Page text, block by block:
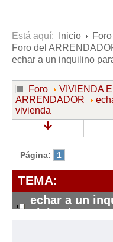
De uso distinto al de
Otros contratos de
Para contratos
Para contratos
Para contratos de
Modelos de Contratos
Requerimientos y
Formularios sobre
Modelos de Acta de
Está aquí: Inicio Foro
Foro del
echar a un inquilino
Foro VIVIENDA
ARRENDADOR
vivienda
Página: 1
TEMA:
echar a un
vivienda